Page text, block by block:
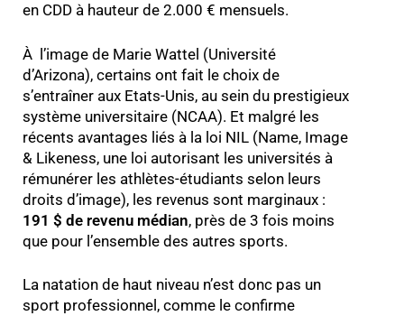
en CDD à hauteur de 2.000 € mensuels.
À l’image de Marie Wattel (Université
d’Arizona), certains ont fait le choix de
s’entraîner aux Etats-Unis, au sein du prestigieux
système universitaire (NCAA). Et malgré les
récents avantages liés à la loi NIL (Name, Image
& Likeness, une loi autorisant les universités à
rémunérer les athlètes-étudiants selon leurs
droits d’image), les revenus sont marginaux :
191 $ de revenu médian, près de 3 fois moins
que pour l’ensemble des autres sports.
La natation de haut niveau n’est donc pas un
sport professionnel, comme le confirme